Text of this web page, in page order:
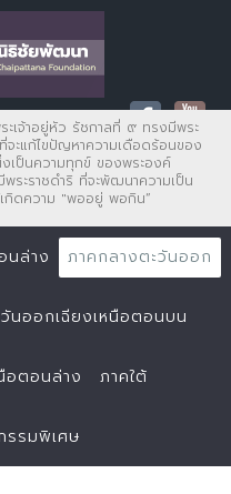
ะเจ้าอยู่หัว รัชกาลที่ ๙ ทรงมีพระ
ะแก้ไขปัญหาความเดือดร้อนของ
เป็นความทุกข์ ของพระองค์
ระราชดำริ ที่จะพัฒนาความเป็น
กิดความ "พออยู่ พอกิน”
นล่าง ภาคกลางตะวันออก
นออกเฉียงเหนือตอนบน
อตอนล่าง ภาคใต้
รรมพิเศษ